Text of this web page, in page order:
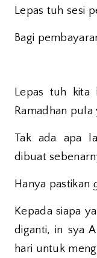
Lepas tuh sesi
Bagi
Lepas tuh kita
Ramadhan pula
Tak ada apa
dibuat
Hanya pastikan
Kepada siapa
diganti, in sya
hari untuk